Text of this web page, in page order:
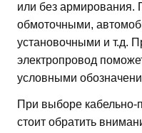
или без
обмоточными,
установочными и т.д.
электропровод
условными
При выборе кабельно-
стоит обратить